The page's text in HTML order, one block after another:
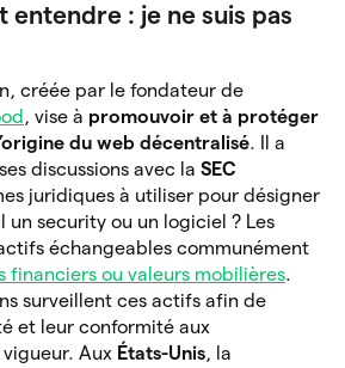
entendre : je ne suis pas
créée par le fondateur de
, vise à promouvoir et à protéger
du web décentralisé. Il a
discussions avec la SEC
juridiques à utiliser pour désigner
un security ou un logiciel ? Les
échangeables communément
financiers ou valeurs mobilières.
surveillent ces actifs afin de
et leur conformité aux
Aux États-Unis, la